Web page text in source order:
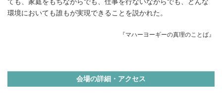
ても、家庭をもちながらでも、仕事を行ないながらでも、どんな
環境においても誰もが実現できることを説かれた。
『マハーヨーギーの真理のことば』
会場の詳細・アクセス